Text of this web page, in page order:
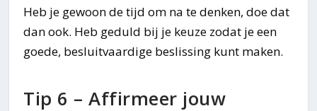
Heb je gewoon de tijd om na te denken, doe dat
dan ook. Heb geduld bij je keuze zodat je een
goede, besluitvaardige beslissing kunt maken.
Tip 6 – Affirmeer jouw